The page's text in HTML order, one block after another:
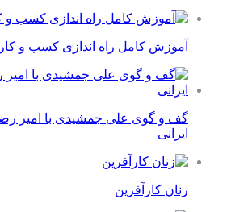
آموزش کامل راه اندازی کسب و
گف و گوی علی جمشیدی با امیر
ایرانی
زنان کارآفرین